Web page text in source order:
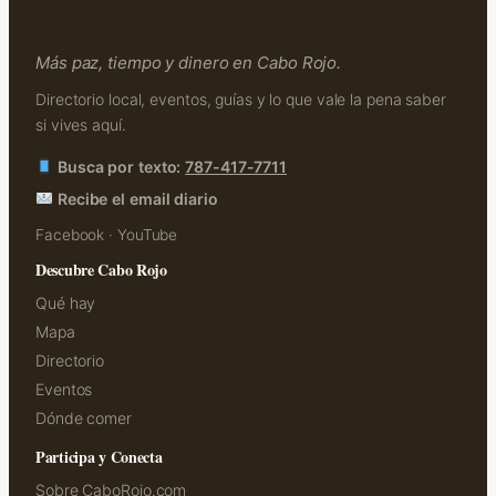
Más paz, tiempo y dinero en Cabo Rojo.
Directorio local, eventos, guías y lo que vale la pena saber
si vives aquí.
Busca por texto:787-417-7711
Recibe el email diario
Facebook · YouTube
Descubre Cabo Rojo
Qué hay
Mapa
Directorio
Eventos
Dónde comer
Participa y Conecta
Sobre CaboRojo.com